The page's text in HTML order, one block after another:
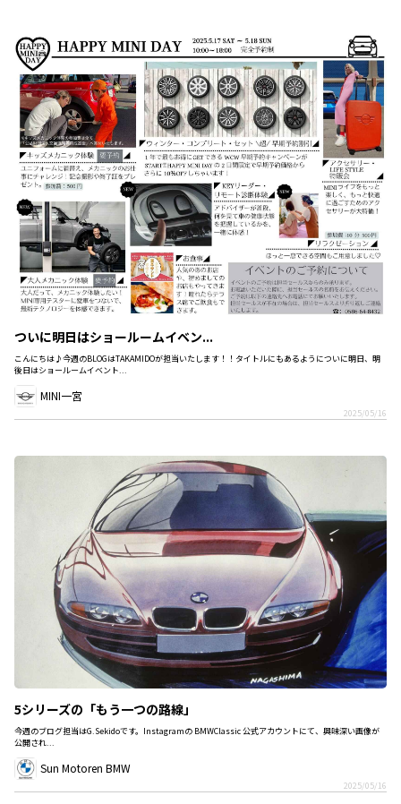
ついに明日はショールームイベン...
こんにちは♪今週のBLOGはTAKAMIDOが担当いたします！！タイトルにもあるようについに明日、明
後日はショールームイベント...
MINI一宮
2025/05/16
5シリーズの「もう一つの路線」
今週のブログ担当はG.Sekidoです。Instagramの BMWClassic 公式アカウントにて、興味深い画像が
公開され...
Sun Motoren BMW
2025/05/16